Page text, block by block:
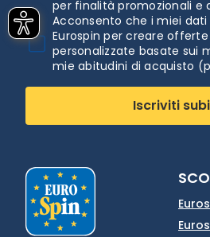
per finalità promozionali e
Acconsento che i miei
Eurospin per creare
personalizzate basate sui
mie abitudini di acquisto
Iscriviti